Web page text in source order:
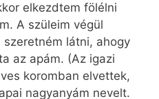
elkezdtem fölélni
A szüleim végül
látni, ahogy
az apám. (Az igazi
koromban elvettek,
nagyanyám nevelt.